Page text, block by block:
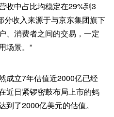
收中占比均稳定在29%到3
分收入来源于与京东集团旗下
、消费者之间的交易，一定
场景。”
成立7年估值近2000亿已经
近日紧锣密鼓布局上市的蚂
了2000亿美元的估值。